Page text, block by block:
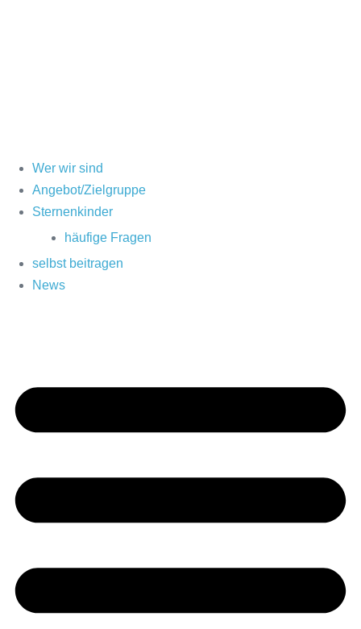
Wer wir sind
Angebot/Zielgruppe
Sternenkinder
häufige Fragen
selbst beitragen
News